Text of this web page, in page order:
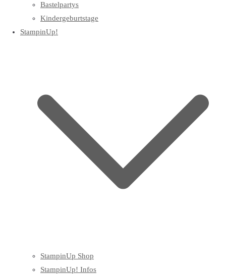
Bastelpartys
Kindergeburtstage
StampinUp!
StampinUp Shop
StampinUp! Infos